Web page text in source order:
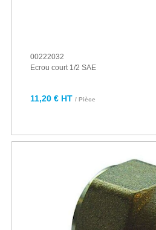
00222032
Ecrou court 1/2 SAE
11,20 € HT / Pièce